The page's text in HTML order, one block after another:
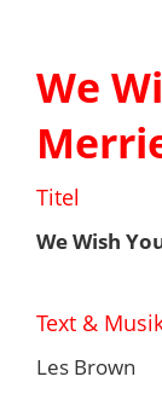
We
Titel
We Wish
Text &
Les Brown